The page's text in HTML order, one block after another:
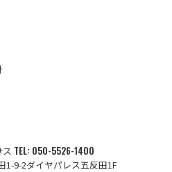
ス
050-5526-1400
1-9-2ダイヤパレス五反田1F